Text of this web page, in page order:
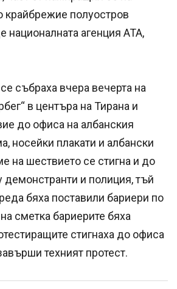
крайбрежие полуостров
националната агенция АТА,
събраха вчера вечерта на
в центъра на Тирана и
до офиса на албанския
носейки плакати и албански
на шествието се стигна и до
и полиция, тъй
бяха поставили бариери по
сметка бариерите бяха
стигнаха до офиса
техният протест.